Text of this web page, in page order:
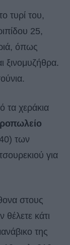
τυρί του,
25,
όπως
ξινομυζήθρα.
τα χεράκια
των
για
στους
κάτι
της